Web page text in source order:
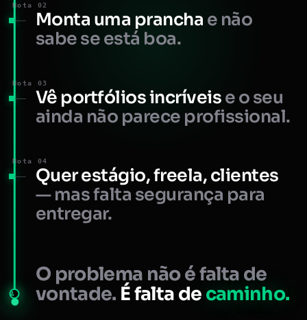
A
Nota 02
Monta uma prancha e não
sabe se está boa.
Nota 03
Vê portfólios incríveise o seu
ainda não parece profissional.
Nota 04
Quer estágio, freela, clientes
— mas falta segurança para
entregar.
O problema não é falta de
vontade. É falta de caminho.